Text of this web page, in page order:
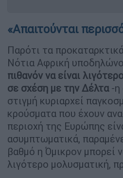
«Απαιτούνται
Παρότι τα
Νότια Αφρική
πιθανόν να είναι
σε σχέση με την Δέλτα-η
στιγμή κυριαρχεί
κρούσματα που έχουν
περιοχή της Ευρώπης
ασυμπτωματικά,
βαθμό η Όμικρον μπορεί
λιγότερο μολυσματική,